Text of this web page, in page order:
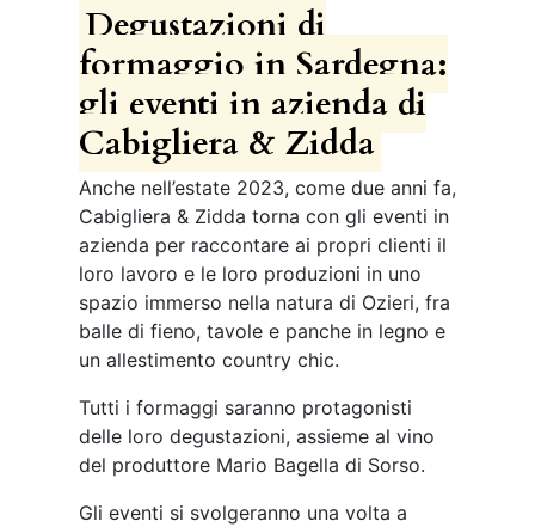
Degustazioni di
formaggio in Sardegna:
gli eventi in azienda di
Cabigliera & Zidda
Anche nell’estate 2023, come due anni fa,
Cabigliera & Zidda torna con gli eventi in
azienda per raccontare ai propri clienti il
loro lavoro e le loro produzioni in uno
spazio immerso nella natura di Ozieri, fra
balle di fieno, tavole e panche in legno e
un allestimento country chic.
Tutti i formaggi saranno protagonisti
delle loro degustazioni, assieme al vino
del produttore Mario Bagella di Sorso.
Gli eventi si svolgeranno una volta a